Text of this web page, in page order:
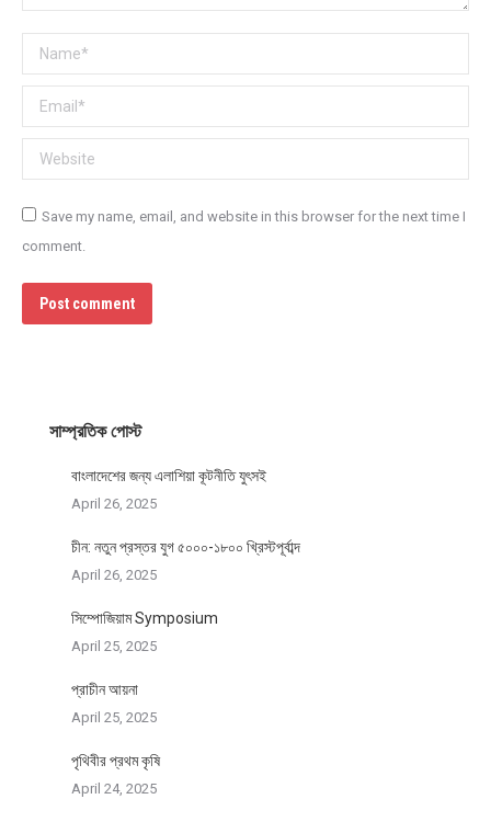
Name *
Email *
Website
Save my name, email, and website in this browser for the next time I
comment.
Post comment
সাম্প্রতিক পোস্ট
বাংলাদেশের জন্য এলাশিয়া কূটনীতি যুৎসই
April 26, 2025
চীন: নতুন প্রস্তর যুগ ৫০০০-১৮০০ খ্রিস্টপূর্বাব্দ
April 26, 2025
সিম্পোজিয়াম Symposium
April 25, 2025
প্রাচীন আয়না
April 25, 2025
পৃথিবীর প্রথম কৃষি
April 24, 2025